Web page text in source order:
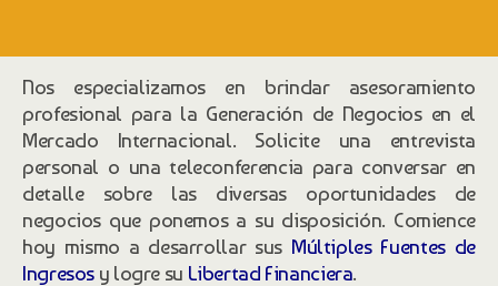
Nos especializamos en brindar asesoramiento
profesional para la Generación de Negocios en el
Mercado Internacional. Solicite una entrevista
personal o una teleconferencia para conversar en
detalle sobre las diversas oportunidades de
negocios que ponemos a su disposición. Comience
hoy mismo a desarrollar sus Múltiples Fuentes de
Ingresos y logre su Libertad Financiera.